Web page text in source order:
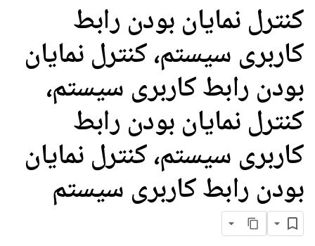
کنترل نمایان بودن رابط
کاربری سیستم، کنترل نمایان
بودن رابط کاربری سیستم،
کنترل نمایان بودن رابط
کاربری سیستم، کنترل نمایان
بودن رابط کاربری سیستم